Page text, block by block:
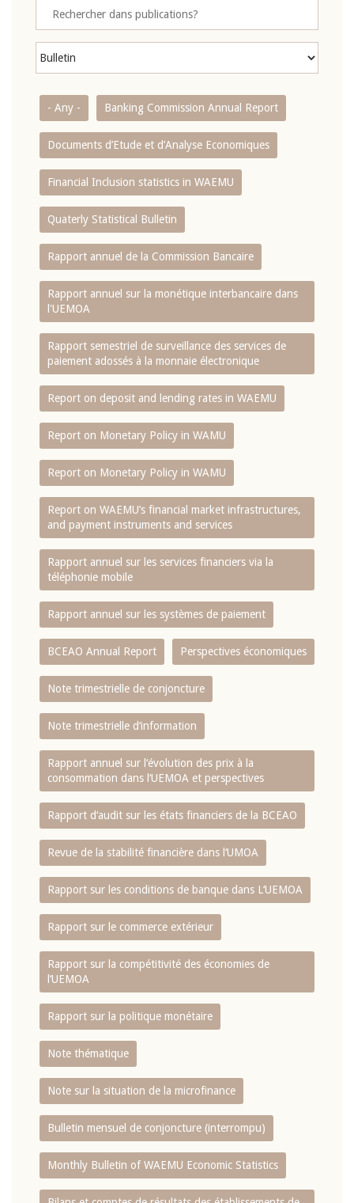
- Any - Banking Commission Annual Report
Documents d’Etude et d’Analyse Economiques
Financial Inclusion statistics in WAEMU
Quaterly Statistical Bulletin
Rapport annuel de la Commission Bancaire
Rapport annuel sur la monétique interbancaire dans
l'UEMOA
Rapport semestriel de surveillance des services de
paiement adossés à la monnaie électronique
Report on deposit and lending rates in WAEMU
Report on Monetary Policy in WAMU
Report on Monetary Policy in WAMU
Report on WAEMU’s financial market infrastructures,
and payment instruments and services
Rapport annuel sur les services financiers via la
téléphonie mobile
Rapport annuel sur les systèmes de paiement
BCEAO Annual Report Perspectives économiques
Note trimestrielle de conjoncture
Note trimestrielle d‘information
Rapport annuel sur l‘évolution des prix à la
consommation dans l‘UEMOA et perspectives
Rapport d‘audit sur les états financiers de la BCEAO
Revue de la stabilité financière dans l‘UMOA
Rapport sur les conditions de banque dans L‘UEMOA
Rapport sur le commerce extérieur
Rapport sur la compétitivité des économies de
l‘UEMOA
Rapport sur la politique monétaire
Note thématique
Note sur la situation de la microfinance
Bulletin mensuel de conjoncture (interrompu)
Monthly Bulletin of WAEMU Economic Statistics